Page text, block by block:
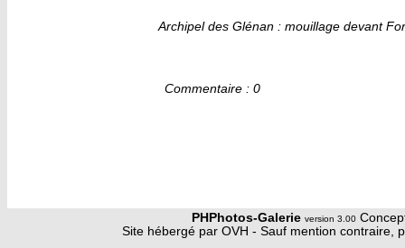
Archipel des Glénan : mouillage devant
Commentaire : 0
PHPhotos-Galerie version 3.00
Site hébergé par OVH - Sauf mention contraire,